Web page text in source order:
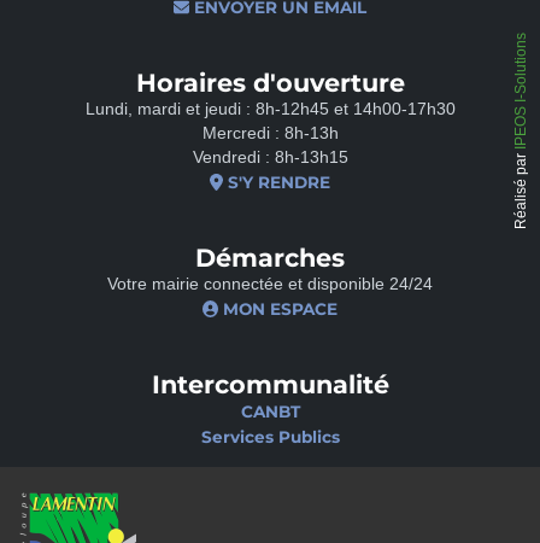
ENVOYER UN EMAIL
Horaires d'ouverture
Lundi, mardi et jeudi : 8h-12h45 et 14h00-17h30
Mercredi : 8h-13h
Vendredi : 8h-13h15
S'Y RENDRE
Démarches
Votre mairie connectée et disponible 24/24
MON ESPACE
Intercommunalité
CANBT
Services Publics
Réalisé par
IPEOS I-Solutions